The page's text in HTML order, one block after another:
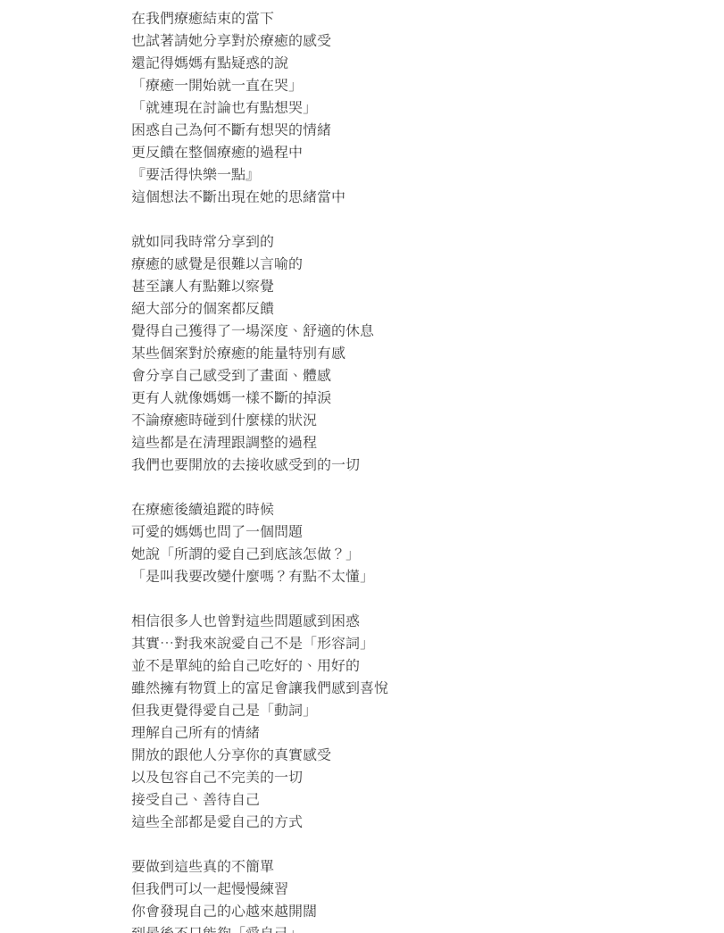
在我們療癒結束的當下
也試著請她分享對於療癒的感受
還記得媽媽有點疑惑的說
「療癒一開始就一直在哭」
「就連現在討論也有點想哭」
困惑自己為何不斷有想哭的情緒
更反饋在整個療癒的過程中
『要活得快樂一點』
這個想法不斷出現在她的思緒當中
就如同我時常分享到的
療癒的感覺是很難以言喻的
甚至讓人有點難以察覺
絕大部分的個案都反饋
覺得自己獲得了一場深度、舒適的休息
某些個案對於療癒的能量特別有感
會分享自己感受到了畫面、體感
更有人就像媽媽一樣不斷的掉淚
不論療癒時碰到什麼樣的狀況
這些都是在清理跟調整的過程
我們也要開放的去接收感受到的一切
在療癒後續追蹤的時候
可愛的媽媽也問了一個問題
她說「所謂的愛自己到底該怎做？」
「是叫我要改變什麼嗎？有點不太懂」
相信很多人也曾對這些問題感到困惑
其實⋯對我來說愛自己不是「形容詞」
並不是單純的給自己吃好的、用好的
雖然擁有物質上的富足會讓我們感到喜悅
但我更覺得愛自己是「動詞」
理解自己所有的情緒
開放的跟他人分享你的真實感受
以及包容自己不完美的一切
接受自己、善待自己
這些全部都是愛自己的方式
要做到這些真的不簡單
但我們可以一起慢慢練習
你會發現自己的心越來越開闊